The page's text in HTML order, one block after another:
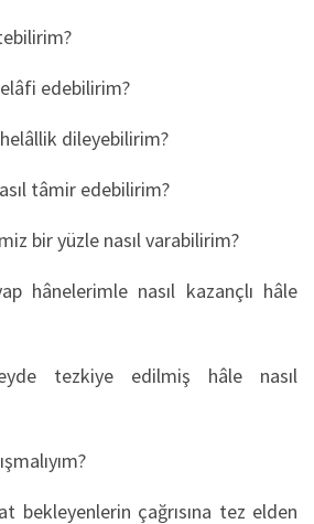
edebilirim?
helâllik dileyebilirim?
tâmir edebilirim?
bir yüzle nasıl varabilirim?
hânelerimle nasıl kazançlı hâle
tezkiye edilmiş hâle nasıl
bekleyenlerin çağrısına tez elden